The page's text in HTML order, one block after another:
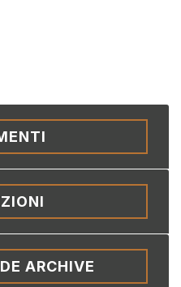
ARCHIVE